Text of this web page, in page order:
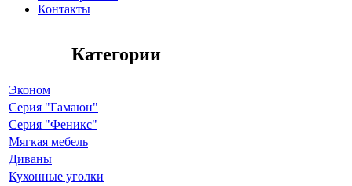
Контакты
Категории
Эконом
Серия "Гамаюн"
Серия "Феникс"
Мягкая мебель
Диваны
Кухонные уголки